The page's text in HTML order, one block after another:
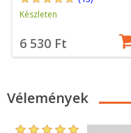
Készleten
6 530 Ft
Vélemények